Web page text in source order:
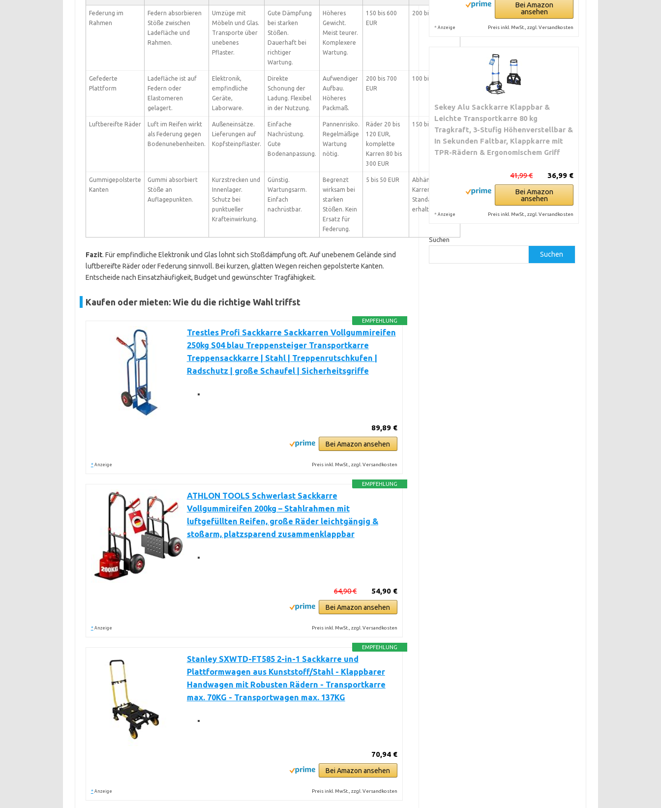
Federung im
Rahmen
Federn absorbieren
Stöße zwischen
Ladefläche und
Rahmen.
Umzüge mit
Möbeln und Glas.
Transporte über
unebenes
Pflaster.
Gute Dämpfung
bei starken
Stößen.
Dauerhaft bei
richtiger
Wartung.
Höheres
Gewicht.
Meist teurer.
Komplexere
Wartung.
150 bis 600
EUR
200 bis 500 kg
Gefederte
Plattform
Ladefläche ist auf
Federn oder
Elastomeren
gelagert.
Elektronik,
empfindliche
Geräte,
Laborware.
Direkte
Schonung der
Ladung. Flexibel
in der Nutzung.
Aufwendiger
Aufbau.
Höheres
Packmaß.
200 bis 700
EUR
100 bis 400 kg
Luftbereifte Räder
Luft im Reifen wirkt
als Federung gegen
Bodenunebenheiten.
Außeneinsätze.
Lieferungen auf
Kopfsteinpflaster.
Einfache
Nachrüstung.
Gute
Bodenanpassung.
Pannenrisiko.
Regelmäßige
Wartung
nötig.
Räder 20 bis
120 EUR,
komplette
Karren 80 bis
300 EUR
150 bis 400 kg
Gummigepolsterte
Kanten
Gummi absorbiert
Stöße an
Auflagepunkten.
Kurzstrecken und
Innenlager.
Schutz bei
punktueller
Krafteinwirkung.
Günstig.
Wartungsarm.
Einfach
nachrüstbar.
Begrenzt
wirksam bei
starken
Stößen. Kein
Ersatz für
Federung.
5 bis 50 EUR
Abhängig von
Karren, meist
Standardwerte
erhalten
Fazit. Für empfindliche Elektronik und Glas lohnt sich Stoßdämpfung oft. Auf unebenem Gelände sind
luftbereifte Räder oder Federung sinnvoll. Bei kurzen, glatten Wegen reichen gepolsterte Kanten.
Entscheide nach Einsatzhäufigkeit, Budget und gewünschter Tragfähigkeit.
Kaufen oder mieten: Wie du die richtige Wahl triffst
EMPFEHLUNG
Trestles Profi Sackkarre Sackkarren Vollgummireifen
250kg S04 blau Treppensteiger Transportkarre
Treppensackkarre | Stahl | Treppenrutschkufen |
Radschutz | große Schaufel | Sicherheitsgriffe
89,89 €
Bei Amazon ansehen
* Anzeige Preis inkl. MwSt., zzgl. Versandkosten
EMPFEHLUNG
ATHLON TOOLS Schwerlast Sackkarre
Vollgummireifen 200kg – Stahlrahmen mit
luftgefüllten Reifen, große Räder leichtgängig &
stoßarm, platzsparend zusammenklappbar
54,90 €
64,90 €
Bei Amazon ansehen
* Anzeige Preis inkl. MwSt., zzgl. Versandkosten
EMPFEHLUNG
Stanley SXWTD-FT585 2-in-1 Sackkarre und
Plattformwagen aus Kunststoff/Stahl - Klappbarer
Handwagen mit Robusten Rädern - Transportkarre
max. 70KG - Transportwagen max. 137KG
70,94 €
Bei Amazon ansehen
* Anzeige Preis inkl. MwSt., zzgl. Versandkosten
Bei Amazon
ansehen
* Anzeige Preis inkl. MwSt., zzgl. Versandkosten
Sekey Alu Sackkarre Klappbar &
Leichte Transportkarre 80 kg
Tragkraft, 3-Stufig Höhenverstellbar &
In Sekunden Faltbar, Klappkarre mit
TPR-Rädern & Ergonomischem Griff
36,99 €
41,99 €
Bei Amazon
ansehen
* Anzeige Preis inkl. MwSt., zzgl. Versandkosten
Suchen
Suchen